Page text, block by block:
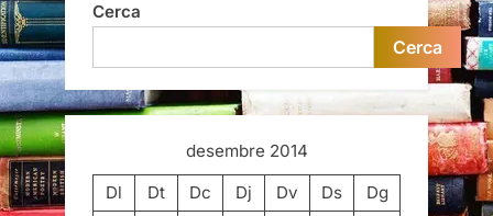
Cerca
Cerca
desembre 2014
Dl
Dt Dc Dj Dv Ds
Dg